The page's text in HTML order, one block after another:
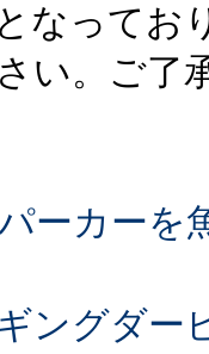
なってお
い。ご了
ーカーを
ングダー